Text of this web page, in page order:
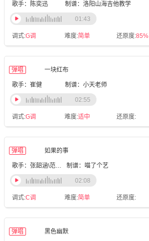
歌手：陈奕迅 制谱：洛阳山海吉他教学
调式:G调 难度:简单 还原度:85%
01:43
弹唱 一块红布
歌手：崔健 制谱：小天老师
调式:G调 难度:适中 还原度:
02:55
弹唱 如果的事
歌手：张韶涵\范玮琪 制谱：喵了个艺
调式:C调 难度:简单 还原度:
02:08
弹唱 黑色幽默